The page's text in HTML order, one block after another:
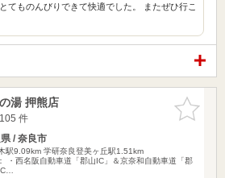
てものんびりできて快適でした。 またぜひ行こ
お気に入
りに追加
湯 押熊店
件
/ 奈良市
駅9.09km 学研奈良登美ヶ丘駅1.51km
・西名阪自動車道「郡山IC」＆京奈和自動車道「郡